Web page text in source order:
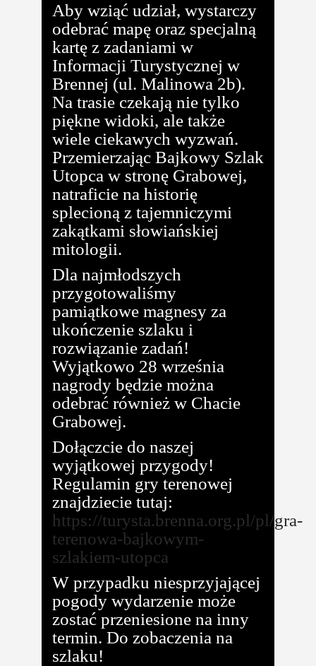
Aby wziąć udział, wystarczy
odebrać mapę oraz specjalną
kartę z zadaniami w
Informacji Turystycznej w
Brennej (ul. Malinowa 2b).
Na trasie czekają nie tylko
piękne widoki, ale także
wiele ciekawych wyzwań.
Przemierzając Bajkowy Szlak
Utopca w stronę Grabowej,
natraficie na historię
splecioną z tajemniczymi
zakątkami słowiańskiej
mitologii.
Dla najmłodszych
przygotowaliśmy
pamiątkowe magnesy za
ukończenie szlaku i
rozwiązanie zadań!
Wyjątkowo 28 września
nagrody będzie można
odebrać również w Chacie
Grabowej.
Dołączcie do naszej
wyjątkowej przygody!
Regulamin gry terenowej
znajdziecie tutaj:
https://turysta.brenna.org.pl/pl/gra-
terenowa-bajkowym-
szlakiem-utopca
W przypadku niesprzyjającej
pogody wydarzenie może
zostać przeniesione na inny
termin. Do zobaczenia na
szlaku!